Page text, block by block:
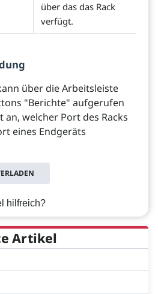
über das das Rack
verfügt.
über die Arbeitsleiste
"Berichte" aufgerufen
an, welcher Port des Racks
eines Endgeräts
hilfreich?
Artikel